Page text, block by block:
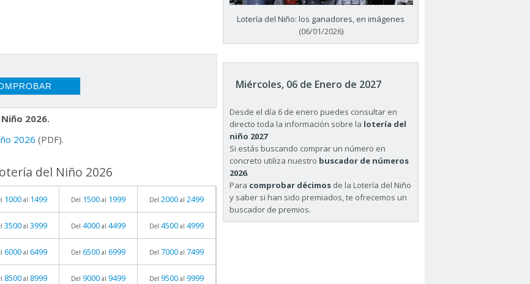
2026.
2026 (PDF).
del Niño 2026
1000 al 1499 Del 1500 al 1999 Del 2000 al 2499
3500 al 3999 Del 4000 al 4499 Del 4500 al 4999
6000 al 6499 Del 6500 al 6999 Del 7000 al 7499
8500 al 8999 Del 9000 al 9499 Del 9500 al 9999
Lotería del Niño: los ganadores, en imágenes
(06/01/2026)
Miércoles, 06 de Enero de 2027
Desde el día 6 de enero puedes consultar en
directo toda la información sobre la lotería del
niño 2027
Si estás buscando comprar un número en
concreto utiliza nuestro buscador de números
2026.
Para comprobar décimos de la Lotería del Niño
y saber si han sido premiados, te ofrecemos un
buscador de premios.